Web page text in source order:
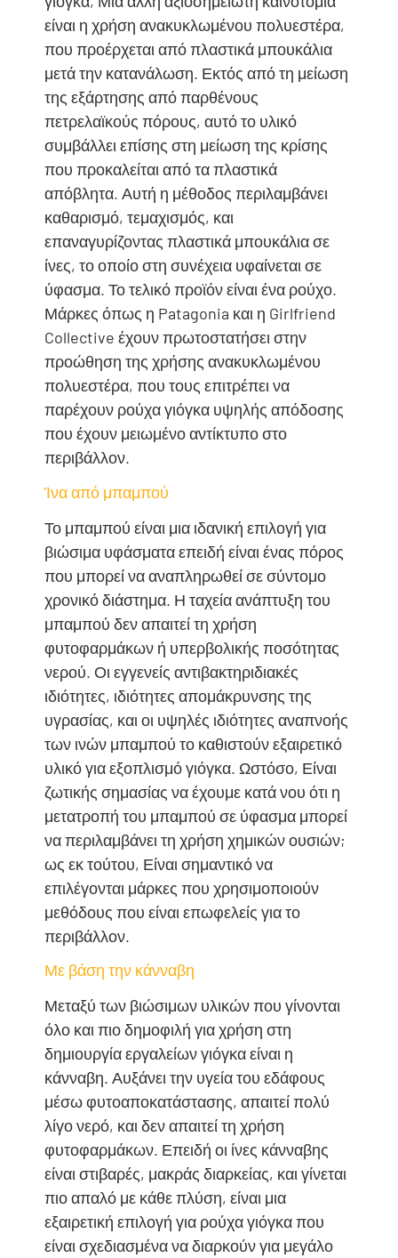
είναι η χρήση ανακυκλωμένου πολυεστέρα,
που προέρχεται από πλαστικά μπουκάλια
μετά την κατανάλωση. Εκτός από τη μείωση
της εξάρτησης από παρθένους
πετρελαϊκούς πόρους, αυτό το υλικό
συμβάλλει επίσης στη μείωση της κρίσης
που προκαλείται από τα πλαστικά
απόβλητα. Αυτή η μέθοδος περιλαμβάνει
καθαρισμό, τεμαχισμός, και
επαναγυρίζοντας πλαστικά μπουκάλια σε
ίνες, το οποίο στη συνέχεια υφαίνεται σε
ύφασμα. Το τελικό προϊόν είναι ένα ρούχο.
Μάρκες όπως η Patagonia και η Girlfriend
Collective έχουν πρωτοστατήσει στην
προώθηση της χρήσης ανακυκλωμένου
πολυεστέρα, που τους επιτρέπει να
παρέχουν ρούχα γιόγκα υψηλής απόδοσης
που έχουν μειωμένο αντίκτυπο στο
περιβάλλον.
Ίνα από μπαμπού
Το μπαμπού είναι μια ιδανική επιλογή για
βιώσιμα υφάσματα επειδή είναι ένας πόρος
που μπορεί να αναπληρωθεί σε σύντομο
χρονικό διάστημα. Η ταχεία ανάπτυξη του
μπαμπού δεν απαιτεί τη χρήση
φυτοφαρμάκων ή υπερβολικής ποσότητας
νερού. Οι εγγενείς αντιβακτηριδιακές
ιδιότητες, ιδιότητες απομάκρυνσης της
υγρασίας, και οι υψηλές ιδιότητες αναπνοής
των ινών μπαμπού το καθιστούν εξαιρετικό
υλικό για εξοπλισμό γιόγκα. Ωστόσο, Είναι
ζωτικής σημασίας να έχουμε κατά νου ότι η
μετατροπή του μπαμπού σε ύφασμα μπορεί
να περιλαμβάνει τη χρήση χημικών ουσιών;
ως εκ τούτου, Είναι σημαντικό να
επιλέγονται μάρκες που χρησιμοποιούν
μεθόδους που είναι επωφελείς για το
περιβάλλον.
Με βάση την κάνναβη
Μεταξύ των βιώσιμων υλικών που γίνονται
όλο και πιο δημοφιλή για χρήση στη
δημιουργία εργαλείων γιόγκα είναι η
κάνναβη. Αυξάνει την υγεία του εδάφους
μέσω φυτοαποκατάστασης, απαιτεί πολύ
λίγο νερό, και δεν απαιτεί τη χρήση
φυτοφαρμάκων. Επειδή οι ίνες κάνναβης
είναι στιβαρές, μακράς διαρκείας, και γίνεται
πιο απαλό με κάθε πλύση, είναι μια
εξαιρετική επιλογή για ρούχα γιόγκα που
είναι σχεδιασμένα να διαρκούν για μεγάλο